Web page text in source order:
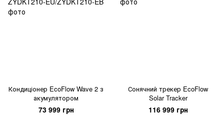
Кондиціонер EcoFlow Wave 2 з
акумулятором
73 999 грн
Сонячний трекер EcoFlow
Solar Tracker
116 999 грн